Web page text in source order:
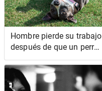
Hombre pierde su trabajo
después de que un perro
'amable' corriera tras
corredores y ciclistas del
vecindario